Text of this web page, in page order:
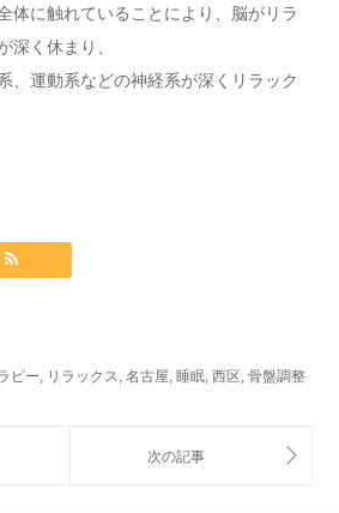
体に触れていることにより、脳がリラ
深く休まり、
、運動系などの神経系が深くリラック
ピー, リラックス, 名古屋, 睡眠, 西区, 骨盤調整